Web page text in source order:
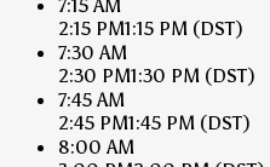
7:15 AM
2:15 PM1:15 PM (DST)
7:30 AM
2:30 PM1:30 PM (DST)
7:45 AM
2:45 PM1:45 PM (DST)
8:00 AM